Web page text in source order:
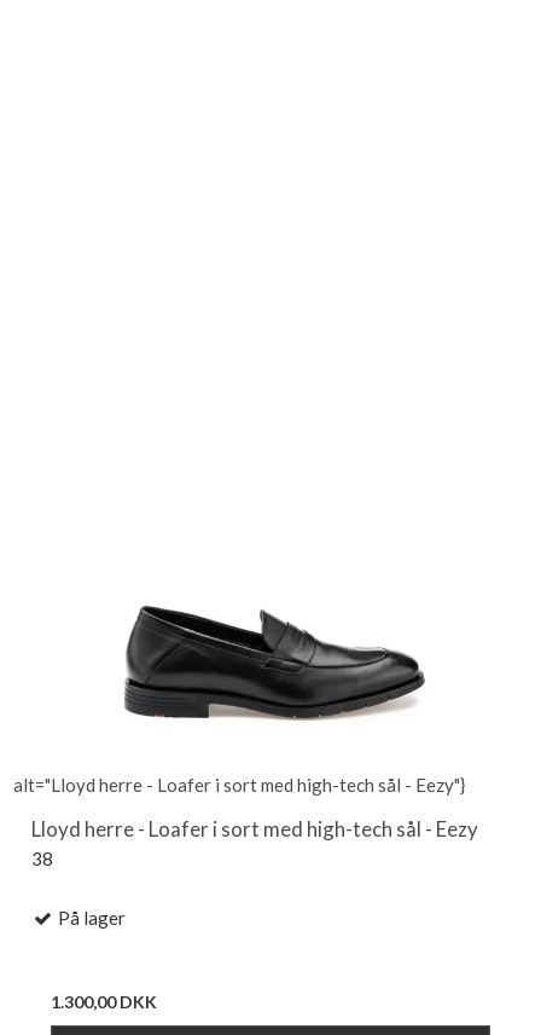
alt="Lloyd herre - Loafer i sort med high-tech sål - Eezy"}
Lloyd herre - Loafer i sort med high-tech sål - Eezy
38
På lager
1.300,00 DKK